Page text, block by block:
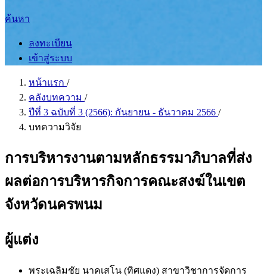
ค้นหา
ลงทะเบียน
เข้าสู่ระบบ
หน้าแรก /
คลังบทความ /
ปีที่ 3 ฉบับที่ 3 (2566): กันยายน - ธันวาคม 2566 /
บทความวิจัย
การบริหารงานตามหลักธรรมาภิบาลที่ส่ง
ผลต่อการบริหารกิจการคณะสงฆ์ในเขต
จังหวัดนครพนม
ผู้แต่ง
พระเฉลิมชัย นาคเสโน (ทิศแดง) สาขาวิชาการจัดการ